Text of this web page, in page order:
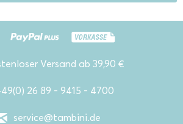
Versand ab 39,90 €
26 89 - 9415 - 4700
service@tambini.de